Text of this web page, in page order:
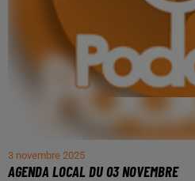
3 novembre 2025
AGENDA LOCAL DU 03 NOVEMBRE